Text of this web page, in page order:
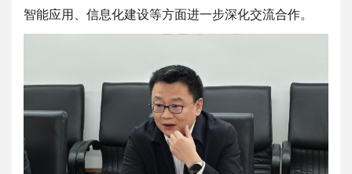
智能应用、信息化建设等方面进一步深化交流合作。